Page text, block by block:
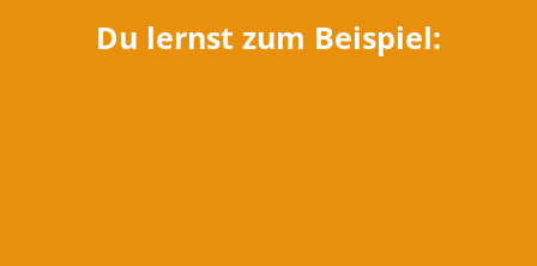
Du lernst zum Beispiel: